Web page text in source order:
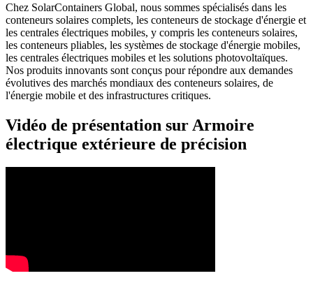
Chez SolarContainers Global, nous sommes spécialisés dans les
conteneurs solaires complets, les conteneurs de stockage d'énergie et
les centrales électriques mobiles, y compris les conteneurs solaires,
les conteneurs pliables, les systèmes de stockage d'énergie mobiles,
les centrales électriques mobiles et les solutions photovoltaïques.
Nos produits innovants sont conçus pour répondre aux demandes
évolutives des marchés mondiaux des conteneurs solaires, de
l'énergie mobile et des infrastructures critiques.
Vidéo de présentation sur Armoire
électrique extérieure de précision